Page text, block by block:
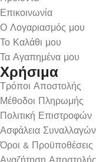
Επικοινωνία
Ο Λογαριασμός μου
Το Καλάθι μου
Τα Αγαπημένα μου
Χρήσιμα
Τρόποι Αποστολής
Μέθοδοι Πληρωμής
Πολιτική Επιστροφών
Ασφάλεια Συναλλαγών
Όροι & Προϋποθέσεις
Αναζήτηση Αποστολής